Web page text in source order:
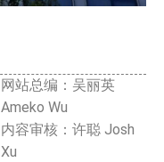
网站总编：吴丽英
Ameko Wu
内容审核：许聪 Josh
Xu